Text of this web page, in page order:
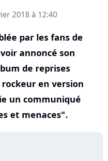
2018 à 12:40
par les fans de
annoncé son
de reprises
en version
un communiqué
et menaces".